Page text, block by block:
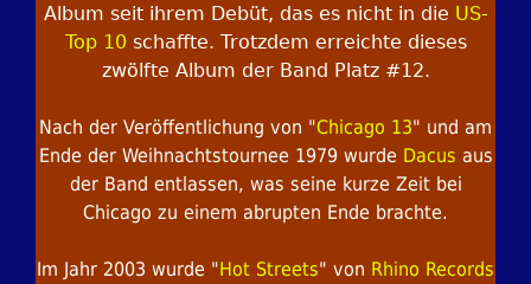
Album seit ihrem Debüt, das es nicht in die US-
Top 10 schaffte. Trotzdem erreichte dieses
zwölfte Album der Band Platz #12.
Nach der Veröffentlichung von "Chicago 13" und am
Ende der Weihnachtstournee 1979 wurde Dacus aus
der Band entlassen, was seine kurze Zeit bei
Chicago zu einem abrupten Ende brachte.
Im Jahr 2003 wurde "Hot Streets" von Rhino Records